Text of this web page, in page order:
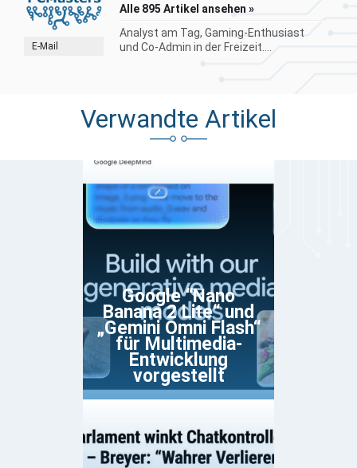
E-Mail
Alle 895 Artikel ansehen »
Analyst am Tag, Gaming-Enthusiast
und Co-Admin in der Freizeit....
Verwandte Artikel
Google “Nano
Banana 2 Lite“ und
„Gemini Omni Flash“
für Multimedia-
Entwicklung
vorgestellt